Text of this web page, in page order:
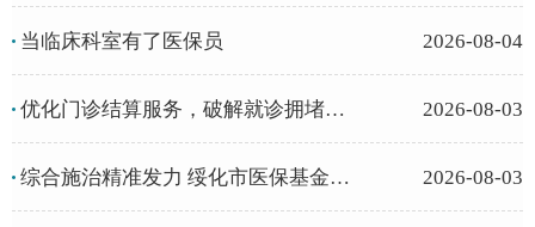
当临床科室有了医保员 2026-08-04
优化门诊结算服务，破解就诊拥堵难题 2026-08-03
综合施治精准发力 绥化市医保基金管理实现有效转变 2026-08-03